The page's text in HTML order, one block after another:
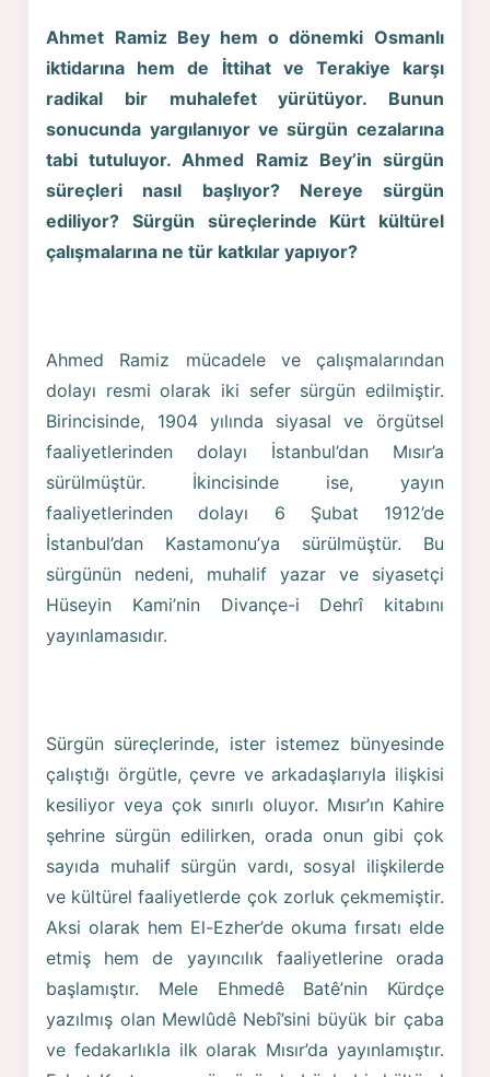
Ahmet Ramiz Bey hem o dönemki Osmanlı
iktidarına hem de İttihat ve Terakiye karşı
radikal bir muhalefet yürütüyor. Bunun
sonucunda yargılanıyor ve sürgün cezalarına
tabi tutuluyor. Ahmed Ramiz Bey’in sürgün
süreçleri nasıl başlıyor? Nereye sürgün
ediliyor? Sürgün süreçlerinde Kürt kültürel
çalışmalarına ne tür katkılar yapıyor?
Ahmed Ramiz mücadele ve çalışmalarından
dolayı resmi olarak iki sefer sürgün edilmiştir.
Birincisinde, 1904 yılında siyasal ve örgütsel
faaliyetlerinden dolayı İstanbul’dan Mısır’a
sürülmüştür. İkincisinde ise, yayın
faaliyetlerinden dolayı 6 Şubat 1912’de
İstanbul’dan Kastamonu’ya sürülmüştür. Bu
sürgünün nedeni, muhalif yazar ve siyasetçi
Hüseyin Kami’nin Divançe-i Dehrî kitabını
yayınlamasıdır.
Sürgün süreçlerinde, ister istemez bünyesinde
çalıştığı örgütle, çevre ve arkadaşlarıyla ilişkisi
kesiliyor veya çok sınırlı oluyor. Mısır’ın Kahire
şehrine sürgün edilirken, orada onun gibi çok
sayıda muhalif sürgün vardı, sosyal ilişkilerde
ve kültürel faaliyetlerde çok zorluk çekmemiştir.
Aksi olarak hem El-Ezher’de okuma fırsatı elde
etmiş hem de yayıncılık faaliyetlerine orada
başlamıştır. Mele Ehmedê Batê’nin Kürdçe
yazılmış olan Mewlûdê Nebî’sini büyük bir çaba
ve fedakarlıkla ilk olarak Mısır’da yayınlamıştır.